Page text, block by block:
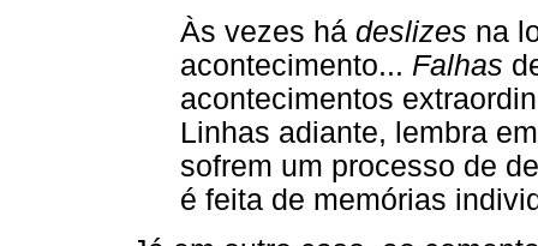
Às vezes há deslizes na
acontecimento... Falhas
acontecimentos
Linhas adiante, lembra
sofrem um processo de
é feita de memórias